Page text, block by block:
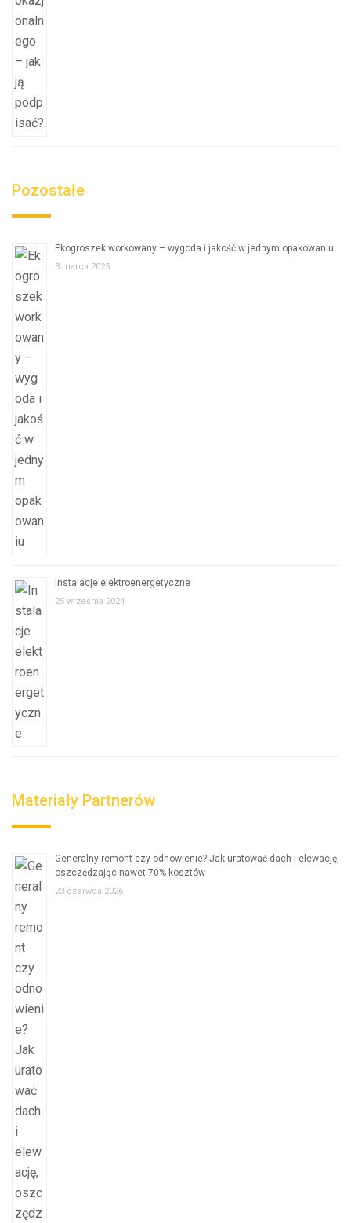
Pozostałe
Ekogroszek workowany – wygoda i jakość w jednym opakowaniu
3 marca 2025
Instalacje elektroenergetyczne
25 września 2024
Materiały Partnerów
Generalny remont czy odnowienie? Jak uratować dach i elewację,
oszczędzając nawet 70% kosztów
23 czerwca 2026